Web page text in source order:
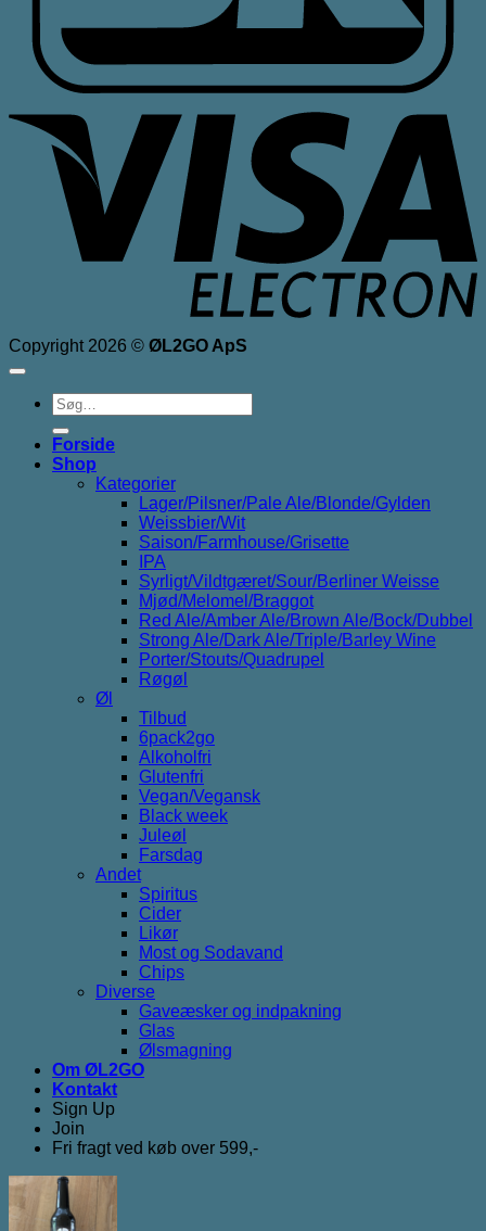
Copyright 2026 © ØL2GO ApS
Søg
efter:
Forside
Shop
Kategorier
Lager/Pilsner/Pale Ale/Blonde/Gylden
Weissbier/Wit
Saison/Farmhouse/Grisette
IPA
Syrligt/Vildtgæret/Sour/Berliner Weisse
Mjød/Melomel/Braggot
Red Ale/Amber Ale/Brown Ale/Bock/Dubbel
Strong Ale/Dark Ale/Triple/Barley Wine
Porter/Stouts/Quadrupel
Røgøl
Øl
Tilbud
6pack2go
Alkoholfri
Glutenfri
Vegan/Vegansk
Black week
Juleøl
Farsdag
Andet
Spiritus
Cider
Likør
Most og Sodavand
Chips
Diverse
Gaveæsker og indpakning
Glas
Ølsmagning
Om ØL2GO
Kontakt
Sign Up
Join
Fri fragt ved køb over 599,-